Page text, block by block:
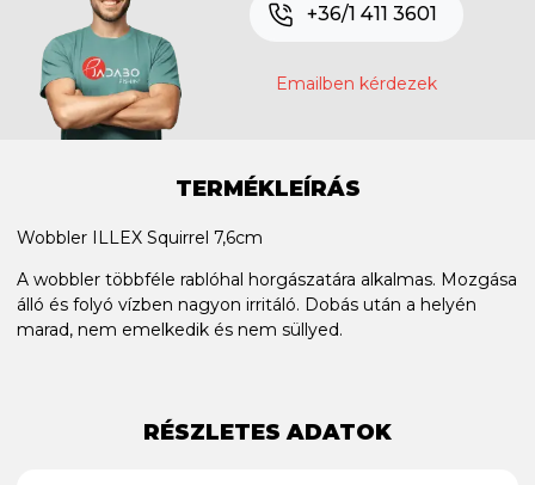
+36/1 411 3601
Emailben kérdezek
TERMÉKLEÍRÁS
Wobbler ILLEX Squirrel 7,6cm
A wobbler többféle rablóhal horgászatára alkalmas. Mozgása
álló és folyó vízben nagyon irritáló. Dobás után a helyén
marad, nem emelkedik és nem süllyed.
RÉSZLETES ADATOK